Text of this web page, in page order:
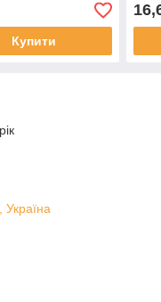
Купити
Україна